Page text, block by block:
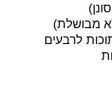
לרבעים